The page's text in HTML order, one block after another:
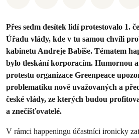
Přes sedm desítek lidí protestovalo 1.
Úřadu vlády, kde v tu samou chvíli
kabinetu Andreje Babiše. Tématem
bylo tleskání korporacím. Humornou
protestu organizace Greenpeace
problematiku nově uvažovaných a
české vlády, ze kterých budou
a znečišťovatelé.
V rámci happeningu účastníci ironicky